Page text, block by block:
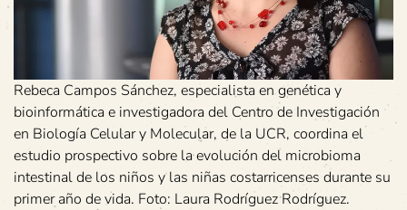
Rebeca Campos Sánchez, especialista en genética y
bioinformática e investigadora del Centro de Investigación
en Biología Celular y Molecular, de la UCR, coordina el
estudio prospectivo sobre la evolución del microbioma
intestinal de los niños y las niñas costarricenses durante su
primer año de vida. Foto: Laura Rodríguez Rodríguez.